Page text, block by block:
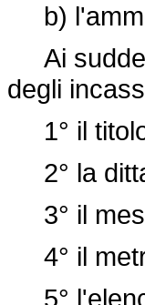
b)
Ai
degli
1° il
2° la
3° il
4° il
5°